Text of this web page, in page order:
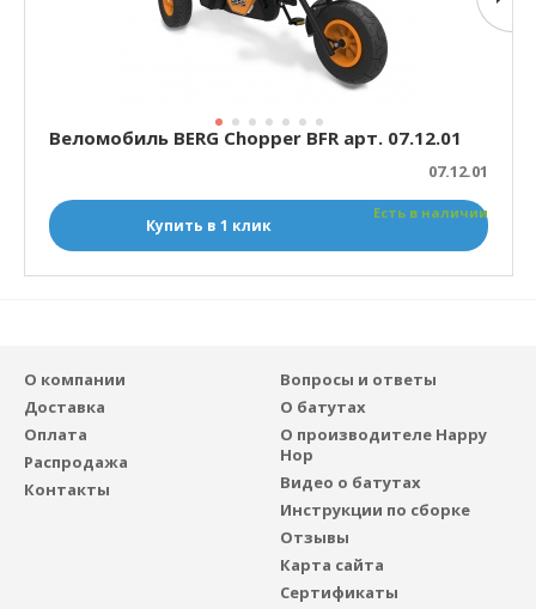
Веломобиль BERG Chopper BFR арт. 07.12.01
07.12.01
Есть в наличии
Купить в 1 клик
О компании
Доставка
Оплата
Распродажа
Контакты
Вопросы и ответы
О батутах
О производителе Happy
Hop
Видео о батутах
Инструкции по сборке
Отзывы
Карта сайта
Сертификаты